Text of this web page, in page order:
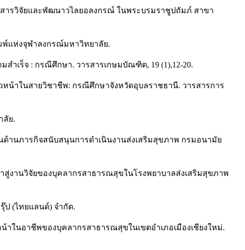
ารวิจัยและพัฒนาวไลยอลงกรณ์ ในพระบรมราชูปถัมภ์ สาขา
พ์แห่งจุฬาลงกรณ์มหาวิทยาลัย.
ำเร็จ : กรณีศึกษา. วารสารเกษมบัณฑิต, 19 (1),12-20.
น้าในสายวิชาชีพ: กรณีศึกษาจังหวัดอุบลราชธานี. วารสารการ
ลัย.
านภารกิจสนับสนุนการดำเนินงานส่งเสริมสุขภาพ กรมอนามัย
สู่งานวิจัยของบุคลากรสาธารณสุขในโรงพยาบาลส่งเสริมสุขภาพ
ป (ไทยแลนด์) จำกัด.
ในอาชีพของบุคลากรสาธารณสุขในเขตอำเภอเมืองเชียงใหม่.